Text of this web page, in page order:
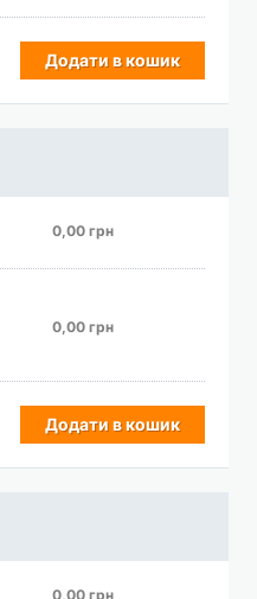
Додати в кошик
0,00 грн
0,00 грн
Додати в кошик
0,00 грн